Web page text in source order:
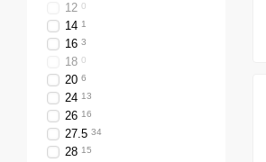
12 0
14 1
16 3
18 0
20 6
24 13
26 16
27.5 34
28 15